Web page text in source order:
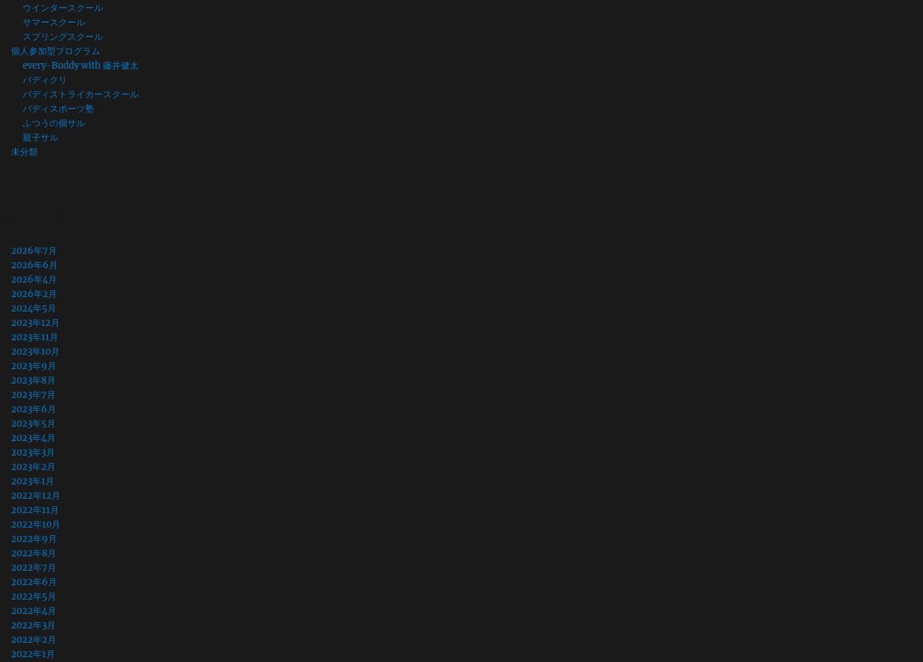
ウインタースクール
サマースクール
スプリングスクール
個人参加型プログラム
every-Buddy with 藤井健太
バディクリ
バディストライカースクール
バディスポーツ塾
ふつうの個サル
親子サル
未分類
2026年7月
2026年6月
2026年4月
2026年2月
2024年5月
2023年12月
2023年11月
2023年10月
2023年9月
2023年8月
2023年7月
2023年6月
2023年5月
2023年4月
2023年3月
2023年2月
2023年1月
2022年12月
2022年11月
2022年10月
2022年9月
2022年8月
2022年7月
2022年6月
2022年5月
2022年4月
2022年3月
2022年2月
2022年1月